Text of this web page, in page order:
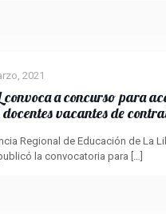
2021
convoca a concurso para
vacantes de
Regional de Educación de La
la convocatoria para […]